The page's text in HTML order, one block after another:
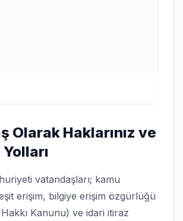
Olarak Haklarınız ve
vatandaşları; kamu
erişim, bilgiye erişim özgürlüğü
Kanunu) ve idari itiraz